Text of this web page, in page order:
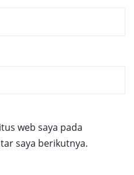
web saya pada
saya berikutnya.